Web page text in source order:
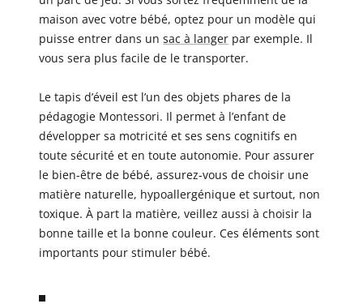
maison avec votre bébé, optez pour un modèle qui
puisse entrer dans un sac à langer par exemple. Il
vous sera plus facile de le transporter.
Le tapis d’éveil est l’un des objets phares de la
pédagogie Montessori. Il permet à l’enfant de
développer sa motricité et ses sens cognitifs en
toute sécurité et en toute autonomie. Pour assurer
le bien-être de bébé, assurez-vous de choisir une
matière naturelle, hypoallergénique et surtout, non
toxique. À part la matière, veillez aussi à choisir la
bonne taille et la bonne couleur. Ces éléments sont
importants pour stimuler bébé.